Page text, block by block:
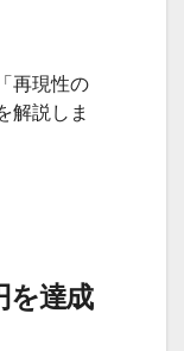
再現性の
解説しま
を達成